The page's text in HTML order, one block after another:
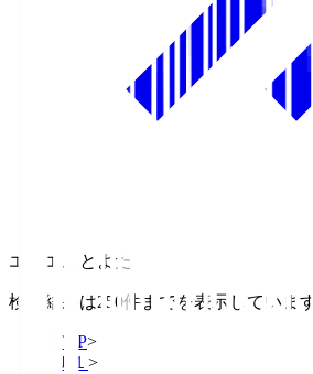
エフエムとよた
検索結果は250件までを表示しています
TOP>
Ｊ１ >